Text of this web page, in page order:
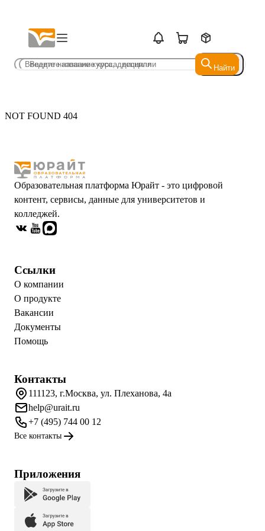
Найти
Найти
NOT FOUND 404
Образовательная платформа Юрайт - это цифровой
контент, сервисы, данные для университетов и
колледжей.
Ссылки
О компании
О продукте
Вакансии
Документы
Помощь
Контакты
111123, г.Москва, ул. Плеханова, 4а
help@urait.ru
+7 (495) 744 00 12
Все контакты
Приложения